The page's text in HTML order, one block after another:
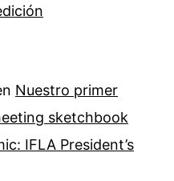
Nuestro primer
sketchbook
IFLA President’s